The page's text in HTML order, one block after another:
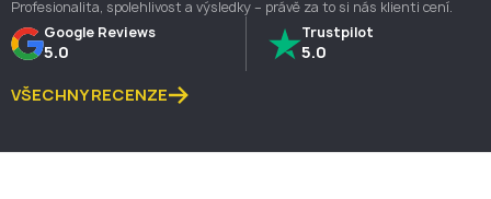
Profesionalita, spolehlivost a výsledky – právě za to si nás klienti cení.
Google Reviews
5.0
Trustpilot
5.0
VŠECHNY RECENZE